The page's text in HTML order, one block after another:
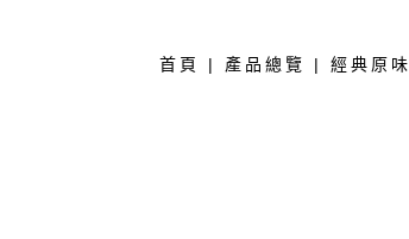
首頁 | 產品總覽 |經典原味